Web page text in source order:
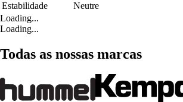
Estabilidade
Neutre
Loading...
Loading...
Todas as nossas marcas